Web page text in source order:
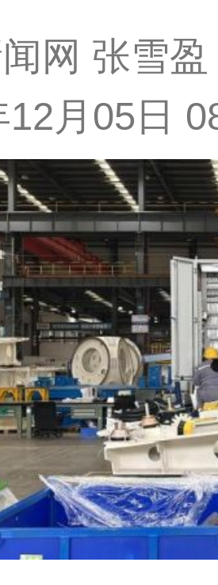
网 张雪盈
12月05日